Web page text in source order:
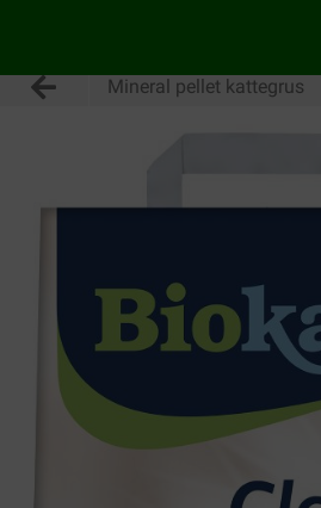
Mineral pellet kattegrus